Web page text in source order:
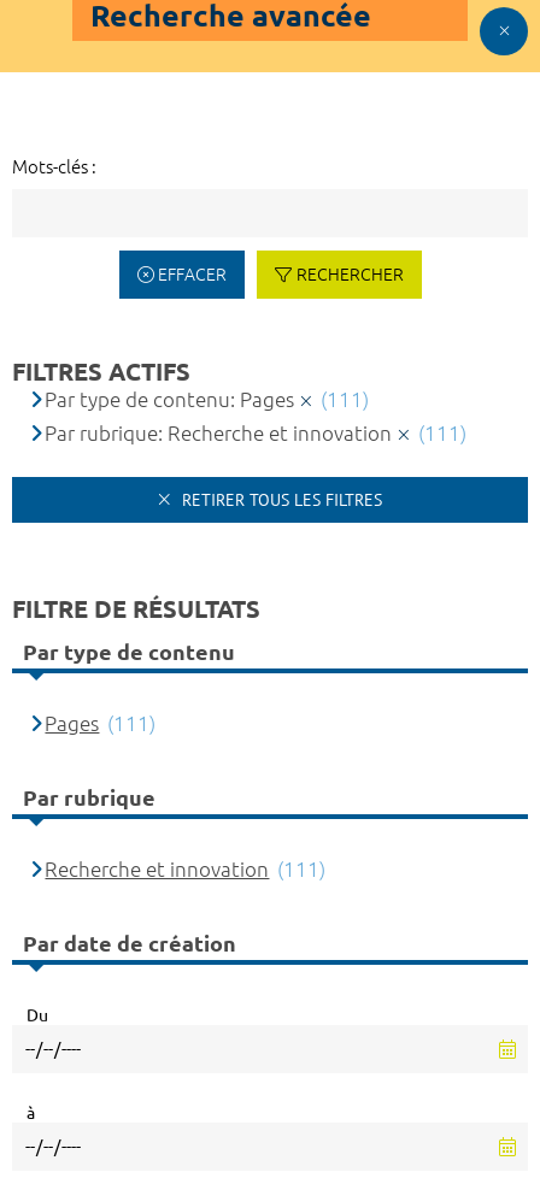
Recherche avancée
Mots-clés :
EFFACER RECHERCHER
FILTRES ACTIFS
Par type de contenu: Pages
(111)
Par rubrique: Recherche et innovation
(111)
RETIRER TOUS LES FILTRES
FILTRE DE RÉSULTATS
Par type de contenu
Pages (111)
Par rubrique
Recherche et innovation (111)
Par date de création
Du
à